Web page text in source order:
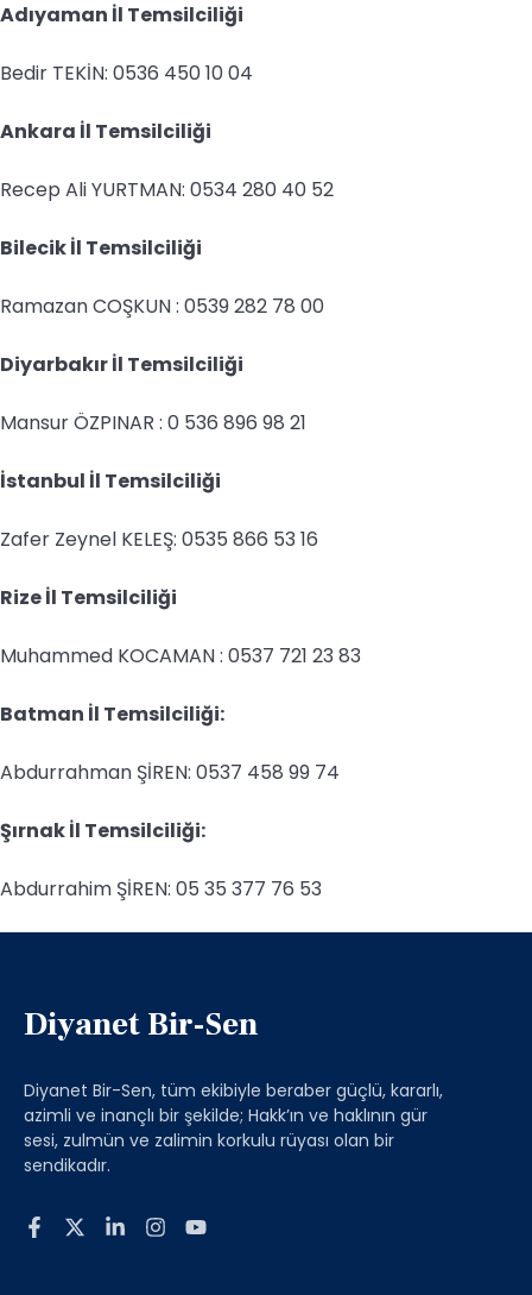
Adıyaman İl Temsilciliği
Bedir TEKİN: 0536 450 10 04
Ankara İl Temsilciliği
Recep Ali YURTMAN: 0534 280 40 52
Bilecik İl Temsilciliği
Ramazan COŞKUN : 0539 282 78 00
Diyarbakır İl Temsilciliği
Mansur ÖZPINAR : 0 536 896 98 21
İstanbul İl Temsilciliği
Zafer Zeynel KELEŞ: 0535 866 53 16
Rize İl Temsilciliği
Muhammed KOCAMAN : 0537 721 23 83
Batman İl Temsilciliği:
Abdurrahman ŞİREN: 0537 458 99 74
Şırnak İl Temsilciliği:
Abdurrahim ŞİREN: 05 35 377 76 53
Diyanet Bir-Sen
Diyanet Bir-Sen, tüm ekibiyle beraber güçlü, kararlı,
azimli ve inançlı bir şekilde; Hakk’ın ve haklının gür
sesi, zulmün ve zalimin korkulu rüyası olan bir
sendikadır.